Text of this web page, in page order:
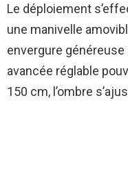
Le déploiement
une manivelle
envergure
avancée réglable
150 cm, l’ombre